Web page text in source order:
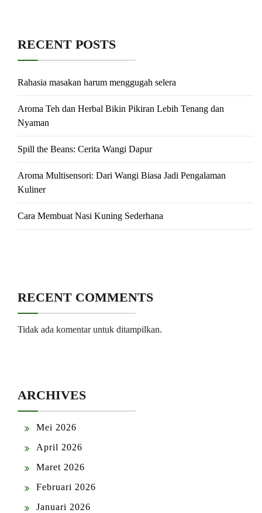
RECENT POSTS
Rahasia masakan harum menggugah selera
Aroma Teh dan Herbal Bikin Pikiran Lebih Tenang dan
Nyaman
Spill the Beans: Cerita Wangi Dapur
Aroma Multisensori: Dari Wangi Biasa Jadi Pengalaman
Kuliner
Cara Membuat Nasi Kuning Sederhana
RECENT COMMENTS
Tidak ada komentar untuk ditampilkan.
ARCHIVES
Mei 2026
April 2026
Maret 2026
Februari 2026
Januari 2026